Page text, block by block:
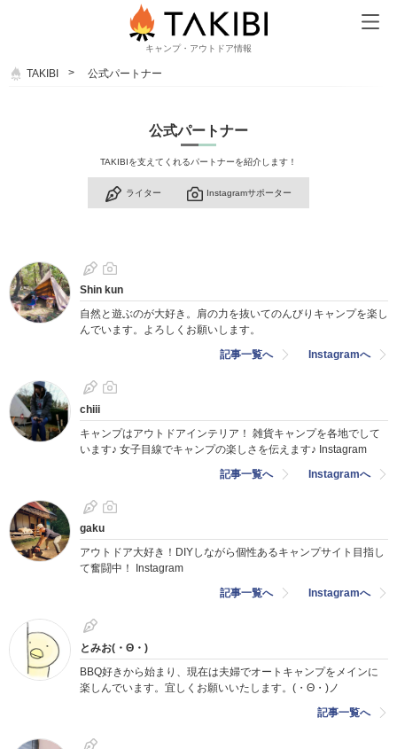
キャンプ・アウトドア情報
TAKIBI 公式パートナー
公式パートナー
TAKIBIを支えてくれるパートナーを紹介します！
ライター Instagramサポーター
Shin kun
自然と遊ぶのが大好き。肩の力を抜いてのんびりキャンプを楽し
んでいます。よろしくお願いします。
記事一覧へ
Instagramへ
chiii
キャンプはアウトドアインテリア！ 雑貨キャンプを各地でして
います♪ 女子目線でキャンプの楽しさを伝えます♪ Instagram
記事一覧へ
Instagramへ
gaku
アウトドア大好き！DIYしながら個性あるキャンプサイト目指し
て奮闘中！ Instagram
記事一覧へ
Instagramへ
とみお(・Θ・)
BBQ好きから始まり、現在は夫婦でオートキャンプをメインに
楽しんでいます。宜しくお願いいたします。(・Θ・)ノ
記事一覧へ